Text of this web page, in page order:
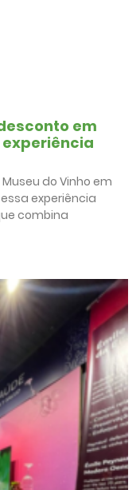
em
do Vinho em
experiência
combina